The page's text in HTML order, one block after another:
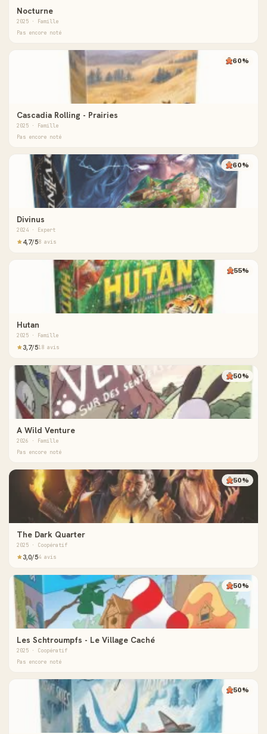
Nocturne
2025 · Famille
Pas encore noté
60%
Cascadia Rolling - Prairies
2025 · Famille
Pas encore noté
60%
Divinus
2024 · Expert
4,7/58 avis
55%
Hutan
2025 · Famille
3,7/518 avis
50%
A Wild Venture
2026 · Famille
Pas encore noté
50%
The Dark Quarter
2025 · Coopératif
3,0/54 avis
50%
Les Schtroumpfs - Le Village Caché
2025 · Coopératif
Pas encore noté
50%